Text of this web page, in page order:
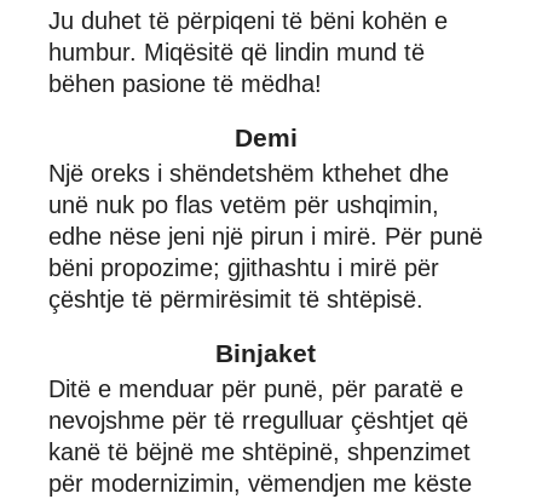
Ju duhet të përpiqeni të bëni kohën e
humbur. Miqësitë që lindin mund të
bëhen pasione të mëdha!
Demi
Një oreks i shëndetshëm kthehet dhe
unë nuk po flas vetëm për ushqimin,
edhe nëse jeni një pirun i mirë. Për punë
bëni propozime; gjithashtu i mirë për
çështje të përmirësimit të shtëpisë.
Binjaket
Ditë e menduar për punë, për paratë e
nevojshme për të rregulluar çështjet që
kanë të bëjnë me shtëpinë, shpenzimet
për modernizimin, vëmendjen me këste